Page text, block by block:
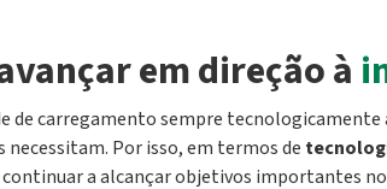
em direção à
de carregamento sempre tecnologicamente
necessitam. Por isso, em termos de
continuar a alcançar objetivos importantes